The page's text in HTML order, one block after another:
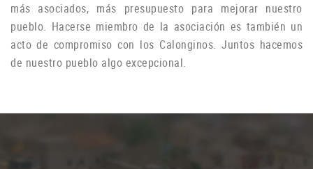
más asociados, más presupuesto para mejorar nuestro
pueblo. Hacerse miembro de la asociación es también un
acto de compromiso con los Calonginos.Juntos hacemos
de nuestro pueblo algo excepcional.